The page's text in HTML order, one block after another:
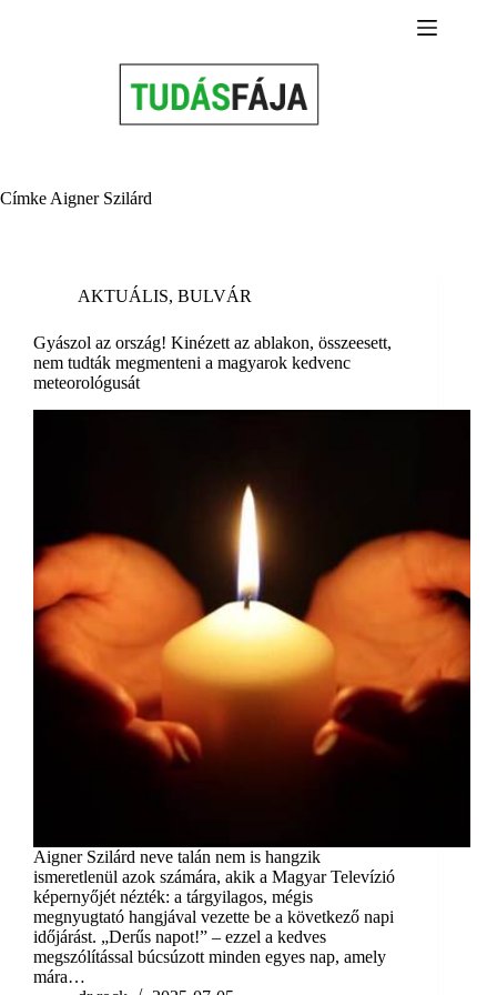
Címke Aigner Szilárd
AKTUÁLIS, BULVÁR
Gyászol az ország! Kinézett az ablakon, összeesett,
nem tudták megmenteni a magyarok kedvenc
meteorológusát
Aigner Szilárd neve talán nem is hangzik
ismeretlenül azok számára, akik a Magyar Televízió
képernyőjét nézték: a tárgyilagos, mégis
megnyugtató hangjával vezette be a következő napi
időjárást. „Derűs napot!” – ezzel a kedves
megszólítással búcsúzott minden egyes nap, amely
mára…